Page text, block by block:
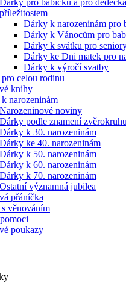
Dárky pro babičku a pro
příležitostem
Dárky k narozeninám pro
Dárky k Vánocům pro
Dárky k svátku pro
Dárky ke Dni matek pro
Dárky k výročí svatby
celou rodinu
knihy
narozeninám
Narozeninové noviny
Dárky podle znamení zvěrokruhu
Dárky k 30. narozeninám
Dárky ke 40. narozeninám
Dárky k 50. narozeninám
Dárky k 60. narozeninám
Dárky k 70. narozeninám
Ostatní významná jubilea
přáníčka
věnováním
poukazy